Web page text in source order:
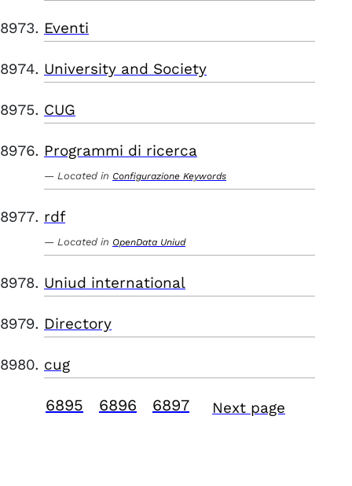
Eventi
University and Society
CUG
Programmi di ricerca
Located in Configurazione Keywords
rdf
Located in OpenData Uniud
Uniud international
Directory
cug
6895 6896 6897 Next page